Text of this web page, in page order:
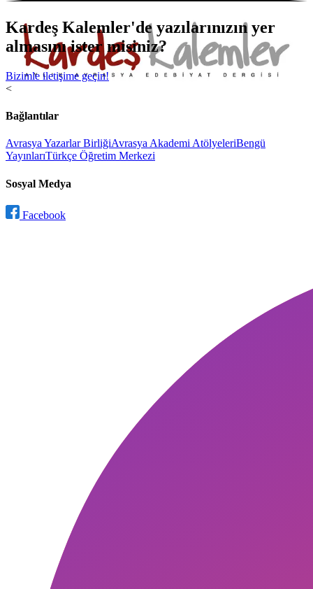
Kardeş Kalemler'de yazılarınızın yer
almasını ister misiniz?
Bizimle iletişime geçin!
<
Bağlantılar
Avrasya Yazarlar BirliğiAvrasya Akademi AtölyeleriBengü
YayınlarıTürkçe Öğretim Merkezi
Sosyal Medya
Facebook